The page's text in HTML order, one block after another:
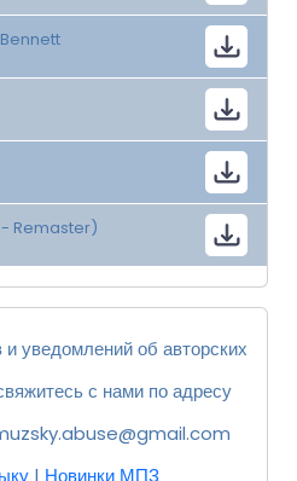
Remaster)
уведомлений об авторских
с нами по адресу
| Новинки МП3